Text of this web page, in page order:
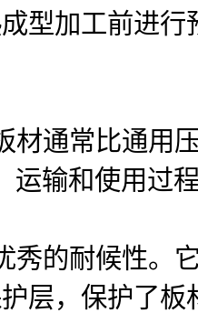
型加工前进
材通常比通用
运输和使用过
秀的耐候性。
层，保护了